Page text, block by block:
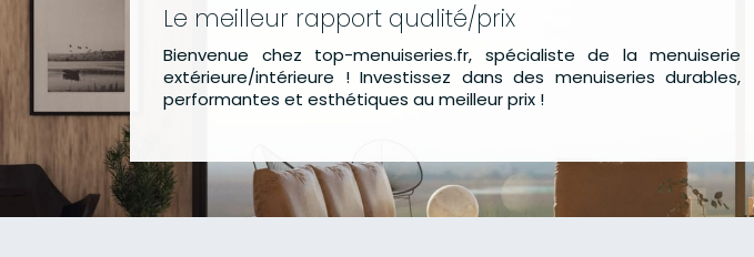
Le meilleur rapport qualité/prix
Bienvenue chez top-menuiseries.fr, spécialiste de la menuiserie
extérieure/intérieure ! Investissez dans des menuiseries durables,
performantes et esthétiques au meilleur prix !